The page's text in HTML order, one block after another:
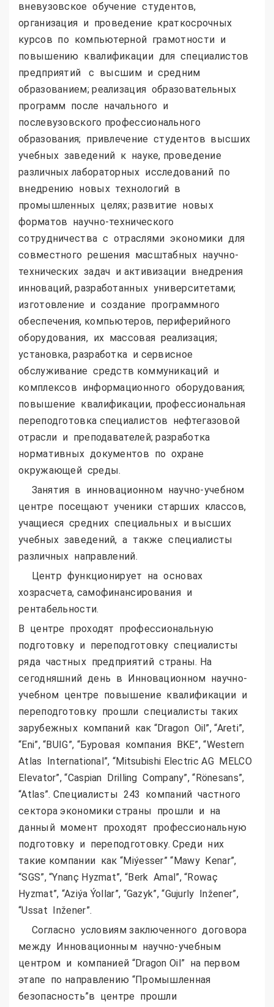
вневузовское обучение студентов,
организация и проведение краткосрочных
курсов по компьютерной грамотности и
повышению квалификации для специалистов
предприятий с высшим и средним
образованием; реализация образовательных
программ после начального и
послевузовского профессионального
образования; привлечение студентов высших
учебных заведений к науке, проведение
различных лабораторных исследований по
внедрению новых технологий в
промышленных целях; развитие новых
форматов научно-технического
сотрудничества с отраслями экономики для
совместного решения масштабных научно-
технических задач и активизации внедрения
инноваций, разработанных университетами;
изготовление и создание программного
обеспечения, компьютеров, периферийного
оборудования, их массовая реализация;
установка, разработка и сервисное
обслуживание средств коммуникаций и
комплексов информационного оборудования;
повышение квалификации, профессиональная
переподготовка специалистов нефтегазовой
отрасли и преподавателей; разработка
нормативных документов по охране
окружающей среды.
Занятия в инновационном научно-учебном
центре посещают ученики старших классов,
учащиеся средних специальных и высших
учебных заведений, а также специалисты
различных направлений.
Центр функционирует на основах
хозрасчета, самофинансирования и
рентабельности.
В центре проходят профессиональную
подготовку и переподготовку специалисты
ряда частных предприятий страны. На
сегодняшний день в Инновационном научно-
учебном центре повышение квалификации и
переподготовку прошли специалисты таких
зарубежных компаний как “Dragоn Oil”, “Areti”,
“Eni”, “BUIG”, “Буровая компания BKE”, “Western
Atlas International”, “Mitsubishi Electric AG MELCO
Elevator”, “Caspian Drilling Company”, “Rönesans”,
“Atlas”. Специалисты 243 компаний частного
сектора экономики страны прошли и на
данный момент проходят профессиональную
подготовку и переподготовку. Среди них
такие компании как “Miýesser” “Mawy Kenar”,
“SGS”, “Ynanç Hyzmat”, “Berk Amal”, “Rowaç
Hyzmat”, “Aziýa Ýollar”, “Gazyk”, “Gujurly Inžener”,
“Ussat Inžener”.
Согласно условиям заключенного договора
между Инновационным научно-учебным
центром и компанией “Dragоn Oil” на первом
этапе по направлению “Промышленная
безопасность”в центре прошли